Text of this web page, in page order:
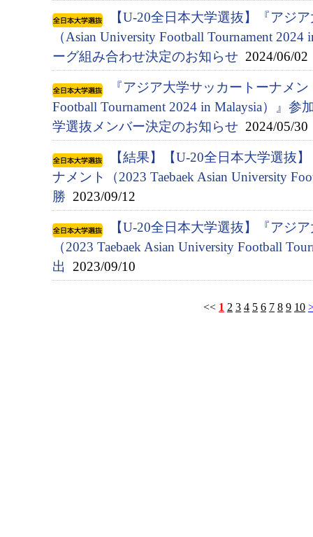
【U-20全日本大学選抜】『アジ
（Asian University Football Tournament
ーグ組み合わせ決定のお知らせ 2024/06/02
『アジア⼤学サッカートーナメ
Football Tournament 2024 in Malaysia）』
学選抜メンバー決定のお知らせ 2024/05/30
【結果】【U-20全日本大学選抜
ナメント（2023 Taebaek Asian University
勝 2023/09/12
【U-20全日本大学選抜】『アジ
（2023 Taebaek Asian University Football
出
2023/09/10
<< 1 2 3 4 5 6 7 8 9 10